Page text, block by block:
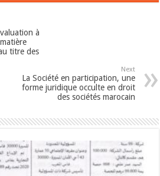
à
titre des
Next
La Société en participation, une
forme juridique occulte en droit
des sociétés marocain